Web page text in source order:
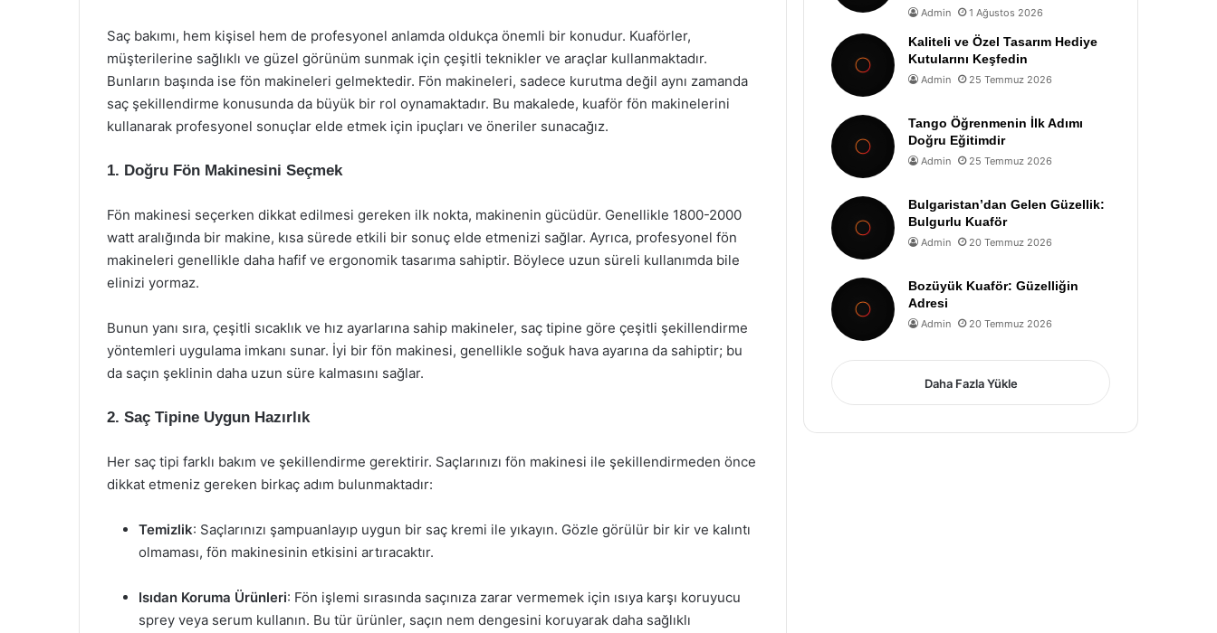
Saç bakımı, hem kişisel hem de profesyonel anlamda oldukça önemli bir konudur. Kuaförler,
müşterilerine sağlıklı ve güzel görünüm sunmak için çeşitli teknikler ve araçlar kullanmaktadır.
Bunların başında ise fön makineleri gelmektedir. Fön makineleri, sadece kurutma değil aynı zamanda
saç şekillendirme konusunda da büyük bir rol oynamaktadır. Bu makalede, kuaför fön makinelerini
kullanarak profesyonel sonuçlar elde etmek için ipuçları ve öneriler sunacağız.
1. Doğru Fön Makinesini Seçmek
Fön makinesi seçerken dikkat edilmesi gereken ilk nokta, makinenin gücüdür. Genellikle 1800-2000
watt aralığında bir makine, kısa sürede etkili bir sonuç elde etmenizi sağlar. Ayrıca, profesyonel fön
makineleri genellikle daha hafif ve ergonomik tasarıma sahiptir. Böylece uzun süreli kullanımda bile
elinizi yormaz.
Bunun yanı sıra, çeşitli sıcaklık ve hız ayarlarına sahip makineler, saç tipine göre çeşitli şekillendirme
yöntemleri uygulama imkanı sunar. İyi bir fön makinesi, genellikle soğuk hava ayarına da sahiptir; bu
da saçın şeklinin daha uzun süre kalmasını sağlar.
2. Saç Tipine Uygun Hazırlık
Her saç tipi farklı bakım ve şekillendirme gerektirir. Saçlarınızı fön makinesi ile şekillendirmeden önce
dikkat etmeniz gereken birkaç adım bulunmaktadır:
Temizlik: Saçlarınızı şampuanlayıp uygun bir saç kremi ile yıkayın. Gözle görülür bir kir ve kalıntı
olmaması, fön makinesinin etkisini artıracaktır.
Isıdan Koruma Ürünleri: Fön işlemi sırasında saçınıza zarar vermemek için ısıya karşı koruyucu
sprey veya serum kullanın. Bu tür ürünler, saçın nem dengesini koruyarak daha sağlıklı
Admin 1 Ağustos 2026
Kaliteli ve Özel Tasarım Hediye
Kutularını Keşfedin
Admin 25 Temmuz 2026
Tango Öğrenmenin İlk Adımı
Doğru Eğitimdir
Admin 25 Temmuz 2026
Bulgaristan’dan Gelen Güzellik:
Bulgurlu Kuaför
Admin 20 Temmuz 2026
Bozüyük Kuaför: Güzelliğin
Adresi
Admin 20 Temmuz 2026
Daha Fazla Yükle